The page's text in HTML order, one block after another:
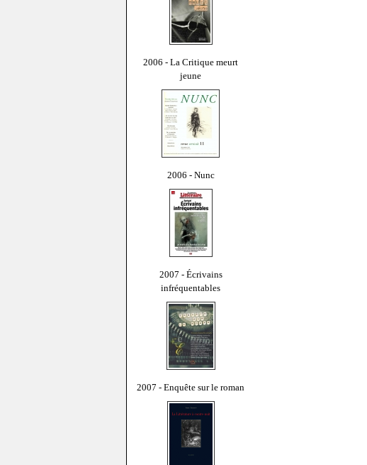
2006 - La Critique meurt
jeune
2006 - Nunc
2007 - Écrivains
infréquentables
2007 - Enquête sur le roman